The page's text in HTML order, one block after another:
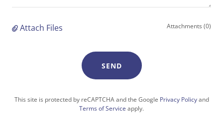
Attach Files Attachments (0)
SEND
This site is protected by reCAPTCHA and the Google Privacy Policyand
Terms of Service apply.